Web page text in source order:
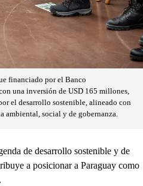
financiado por el Banco
una inversión de USD 165 millones,
el desarrollo sostenible, alineado con
ambiental, social y de gobernanza.
de desarrollo sostenible y de
a posicionar a Paraguay como